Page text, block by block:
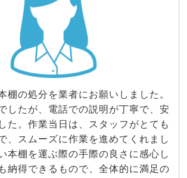
棚の処分を業者にお願いしました。
したが、電話での説明が丁寧で、安
た。作業当日は、スタッフがとても
、スムーズに作業を進めてくれまし
本棚を運ぶ際の手際の良さに感心し
納得できるもので、全体的に満足の